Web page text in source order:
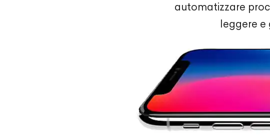
automatizzare
leggere e